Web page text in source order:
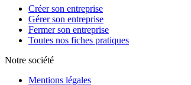
Créer son entreprise
Gérer son entreprise
Fermer son entreprise
Toutes nos fiches pratiques
Notre société
Mentions légales